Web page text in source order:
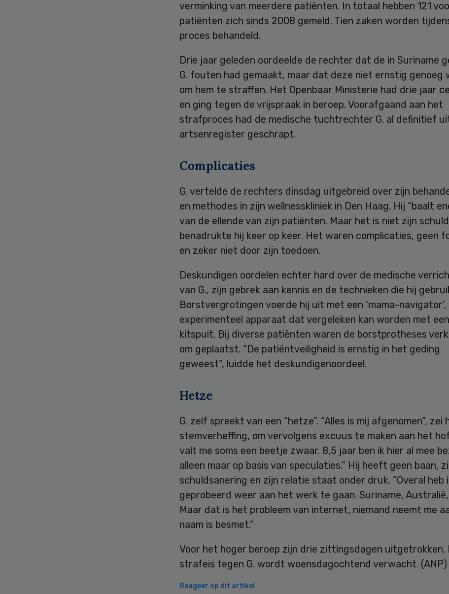
verminking van meerdere patiënten. In totaal hebben 121
patiënten zich sinds 2008 gemeld. Tien zaken worden
proces behandeld.
Drie jaar geleden oordeelde de rechter dat de in Suriname
G. fouten had gemaakt, maar dat deze niet ernstig genoeg
om hem te straffen. Het Openbaar Ministerie had drie jaar
en ging tegen de vrijspraak in beroep. Voorafgaand aan het
strafproces had de medische tuchtrechter G. al definitief
artsenregister geschrapt.
Complicaties
G. vertelde de rechters dinsdag uitgebreid over zijn
en methodes in zijn wellnesskliniek in Den Haag. Hij “baalt
van de ellende van zijn patiënten. Maar het is niet zijn
benadrukte hij keer op keer. Het waren complicaties, geen
en zeker niet door zijn toedoen.
Deskundigen oordelen echter hard over de medische
van G., zijn gebrek aan kennis en de technieken die hij
Borstvergrotingen voerde hij uit met een ‘mama-navigator’,
experimenteel apparaat dat vergeleken kan worden met een
kitspuit. Bij diverse patiënten waren de borstprotheses
om geplaatst. “De patiëntveiligheid is ernstig in het geding
geweest”, luidde het deskundigenoordeel.
Hetze
G. zelf spreekt van een “hetze”. “Alles is mij afgenomen”, zei
stemverheffing, om vervolgens excuus te maken aan het
valt me soms een beetje zwaar. 8,5 jaar ben ik hier al mee
alleen maar op basis van speculaties.” Hij heeft geen baan,
schuldsanering en zijn relatie staat onder druk. “Overal heb
geprobeerd weer aan het werk te gaan. Suriname, Australië,
Maar dat is het probleem van internet, niemand neemt me
naam is besmet.”
Voor het hoger beroep zijn drie zittingsdagen uitgetrokken.
strafeis tegen G. wordt woensdagochtend verwacht. (ANP)
Reageer op dit artikel